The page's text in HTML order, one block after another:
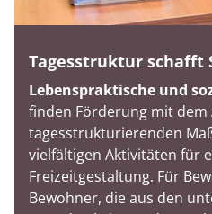
Tagesstruktur schafft
Lebenspraktische und
finden Förderung mit dem
tagesstrukturierenden
vielfältigen Aktivitäten für
Freizeitgestaltung. Für
Bewohner, die aus den